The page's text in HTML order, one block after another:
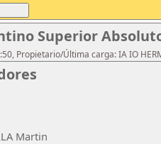
Superior
Propietario/Última carga: IA IO
Martin